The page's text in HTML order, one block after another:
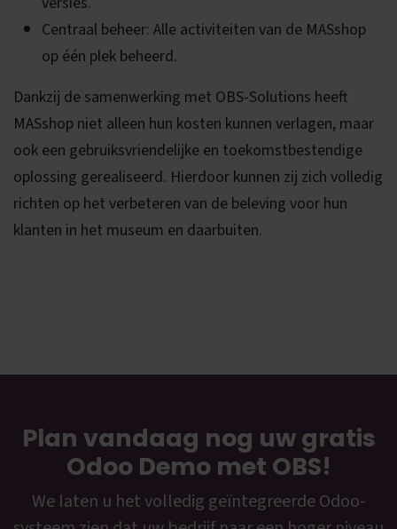
Centraal beheer: Alle activiteiten van de MASshop
op één plek beheerd.
Dankzij de samenwerking met OBS-Solutions heeft
MASshop niet alleen hun kosten kunnen verlagen, maar
ook een gebruiksvriendelijke en toekomstbestendige
oplossing gerealiseerd. Hierdoor kunnen zij zich volledig
richten op het verbeteren van de beleving voor hun
klanten in het museum en daarbuiten.
Plan vandaag nog uw gratis
Odoo Demo met OBS!
We laten u het volledig geïntegreerde Odoo-